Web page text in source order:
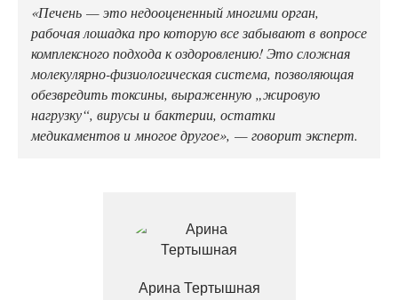
«Печень — это недооцененный многими орган,
рабочая лошадка про которую все забывают в вопросе
комплексного подхода к оздоровлению! Это сложная
молекулярно-физиологическая система, позволяющая
обезвредить токсины, выраженную „жировую
нагрузку“, вирусы и бактерии, остатки
медикаментов и многое другое», — говорит эксперт.
Арина Тертышная